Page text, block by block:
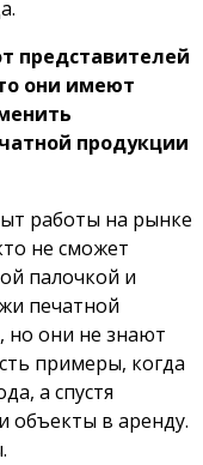
представителей
они имеют
продукции
работы на рынке
не сможет
палочкой и
печатной
но они не знают
примеры, когда
а спустя
объекты в аренду.